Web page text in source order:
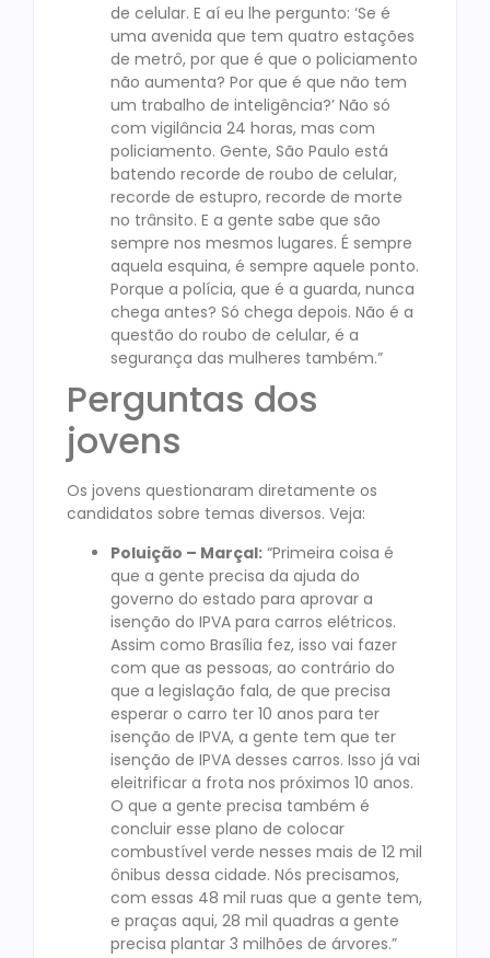
de celular. E aí eu lhe pergunto: ‘Se é
uma avenida que tem quatro estações
de metrô, por que é que o policiamento
não aumenta? Por que é que não tem
um trabalho de inteligência?’ Não só
com vigilância 24 horas, mas com
policiamento. Gente, São Paulo está
batendo recorde de roubo de celular,
recorde de estupro, recorde de morte
no trânsito. E a gente sabe que são
sempre nos mesmos lugares. É sempre
aquela esquina, é sempre aquele ponto.
Porque a polícia, que é a guarda, nunca
chega antes? Só chega depois. Não é a
questão do roubo de celular, é a
segurança das mulheres também.”
Perguntas dos
jovens
Os jovens questionaram diretamente os
candidatos sobre temas diversos. Veja:
Poluição – Marçal: “Primeira coisa é
que a gente precisa da ajuda do
governo do estado para aprovar a
isenção do IPVA para carros elétricos.
Assim como Brasília fez, isso vai fazer
com que as pessoas, ao contrário do
que a legislação fala, de que precisa
esperar o carro ter 10 anos para ter
isenção de IPVA, a gente tem que ter
isenção de IPVA desses carros. Isso já vai
eleitrificar a frota nos próximos 10 anos.
O que a gente precisa também é
concluir esse plano de colocar
combustível verde nesses mais de 12 mil
ônibus dessa cidade. Nós precisamos,
com essas 48 mil ruas que a gente tem,
e praças aqui, 28 mil quadras a gente
precisa plantar 3 milhões de árvores.”